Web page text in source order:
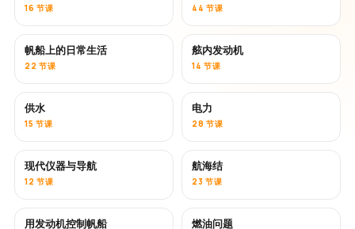
16 节课 44 节课
帆船上的日常生活
22 节课
舷内发动机
14 节课
供水
15 节课
电力
28 节课
现代仪器与导航
12 节课
航海结
23 节课
用发动机控制帆船 燃油问题